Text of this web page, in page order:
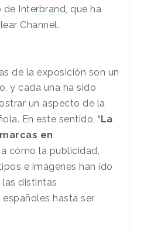
de Interbrand, que ha
Channel.
de la exposición son un
y cada una ha sido
un aspecto de la
En este sentido, ‘La
en
cómo la publicidad,
e imágenes han ido
distintas
hasta ser